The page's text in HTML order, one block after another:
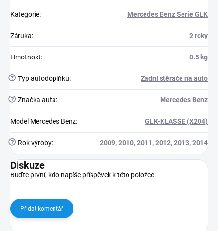
Kategorie: Mercedes Benz Serie GLK
Záruka: 2 roky
Hmotnost: 0.5 kg
? Typ autodoplňku: Zadní stěrače na auto
? Značka auta: Mercedes Benz
Model Mercedes Benz: GLK-KLASSE (X204)
? Rok výroby: 2009,2010,2011,2012,2013,2014
Diskuze
Buďte první, kdo napíše příspěvek k této položce.
Přidat komentář